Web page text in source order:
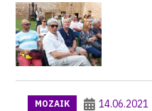
MOZAIK 14.06.2021